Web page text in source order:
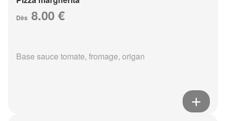
Dès 8.00 €
Base sauce tomate, fromage, origan